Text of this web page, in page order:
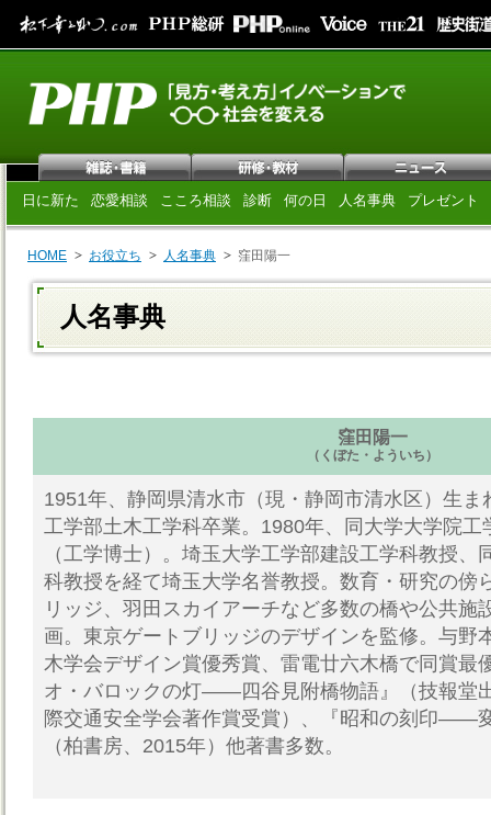
日に新た 恋愛相談 こころ相談 診断 何の日 人名事典 プレゼント
HOME お役立ち 人名事典 窪田陽一
人名事典
窪田陽一
（くぼた・よういち）
1951年、静岡県清水市（現・静岡市清水区）生ま
工学部土木工学科卒業。1980年、同大学大学院工
（工学博士）。埼玉大学工学部建設工学科教授、
科教授を経て埼玉大学名誉教授。数育・研究の傍
リッジ、羽田スカイアーチなど多数の橋や公共施
画。東京ゲートブリッジのデザインを監修。与野
木学会デザイン賞優秀賞、雷電廿六木橋で同賞最
オ・バロックの灯――四谷見附橋物語』（技報堂
際交通安全学会著作賞受賞）、『昭和の刻印――
（柏書房、2015年）他著書多数。